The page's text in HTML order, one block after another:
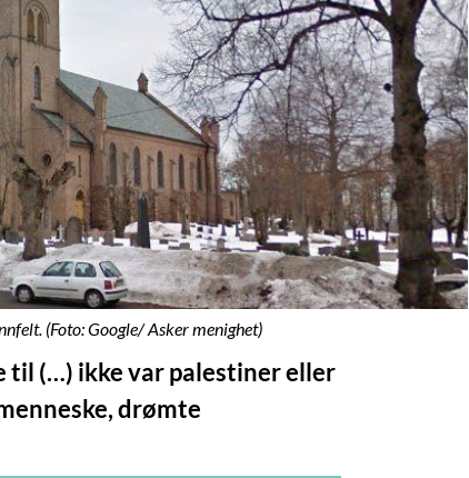
(Foto: Google/ Asker menighet)
til (…) ikke var palestiner eller
drømte